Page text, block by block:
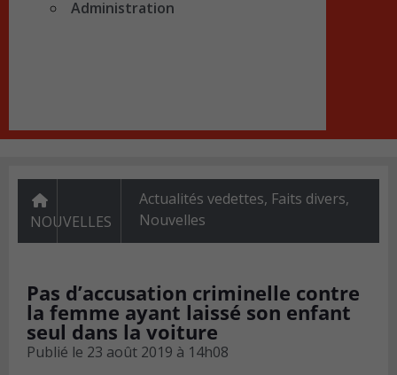
Administration
NOUVELLES
Actualités vedettes, Faits divers,
Nouvelles
Pas d’accusation criminelle contre
la femme ayant laissé son enfant
seul dans la voiture
Publié le 23 août 2019 à 14h08